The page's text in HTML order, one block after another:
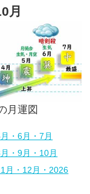
月
月運図
・6月・7月
・9月・10月
月・12月・2026